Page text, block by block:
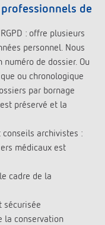
de
: offre plusieurs
personnel. Nous
de dossier. Ou
ou chronologique
par bornage
préservé et la
archivistes :
médicaux est
cadre de la
sécurisée
la conservation